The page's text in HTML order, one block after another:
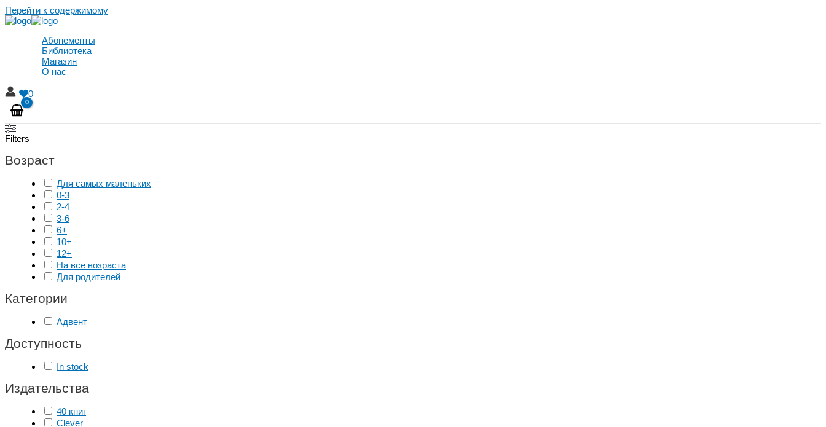
Перейти к содержимому
Абонементы
Библиотека
Магазин
О нас
0
Filters
Возраст
Для самых маленьких
0-3
2-4
3-6
6+
10+
12+
На все возраста
Для родителей
Категории
Адвент
Доступность
In stock
Издательства
40 книг
Clever